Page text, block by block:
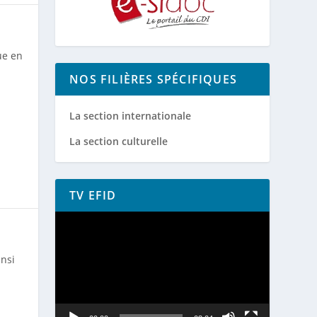
en
NOS FILIÈRES SPÉCIFIQUES
La section internationale
La section culturelle
TV EFID
Lecteur